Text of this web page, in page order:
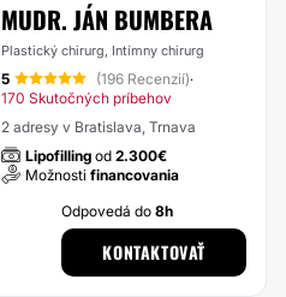
MUDR. JÁN BUMBERA
Plastický chirurg, Intímny chirurg
5 (196 Recenzií)·
170 Skutočných príbehov
2 adresy v Bratislava, Trnava
Lipofilling od 2.300€
Možnosti financovania
Odpovedá do8h
KONTAKTOVAŤ